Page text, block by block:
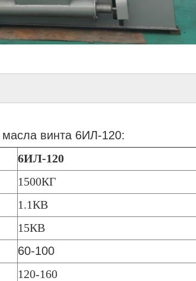
винта 6ИЛ-120:
6ИЛ-120
1500КГ
1.1КВ
15КВ
60-100
120-160